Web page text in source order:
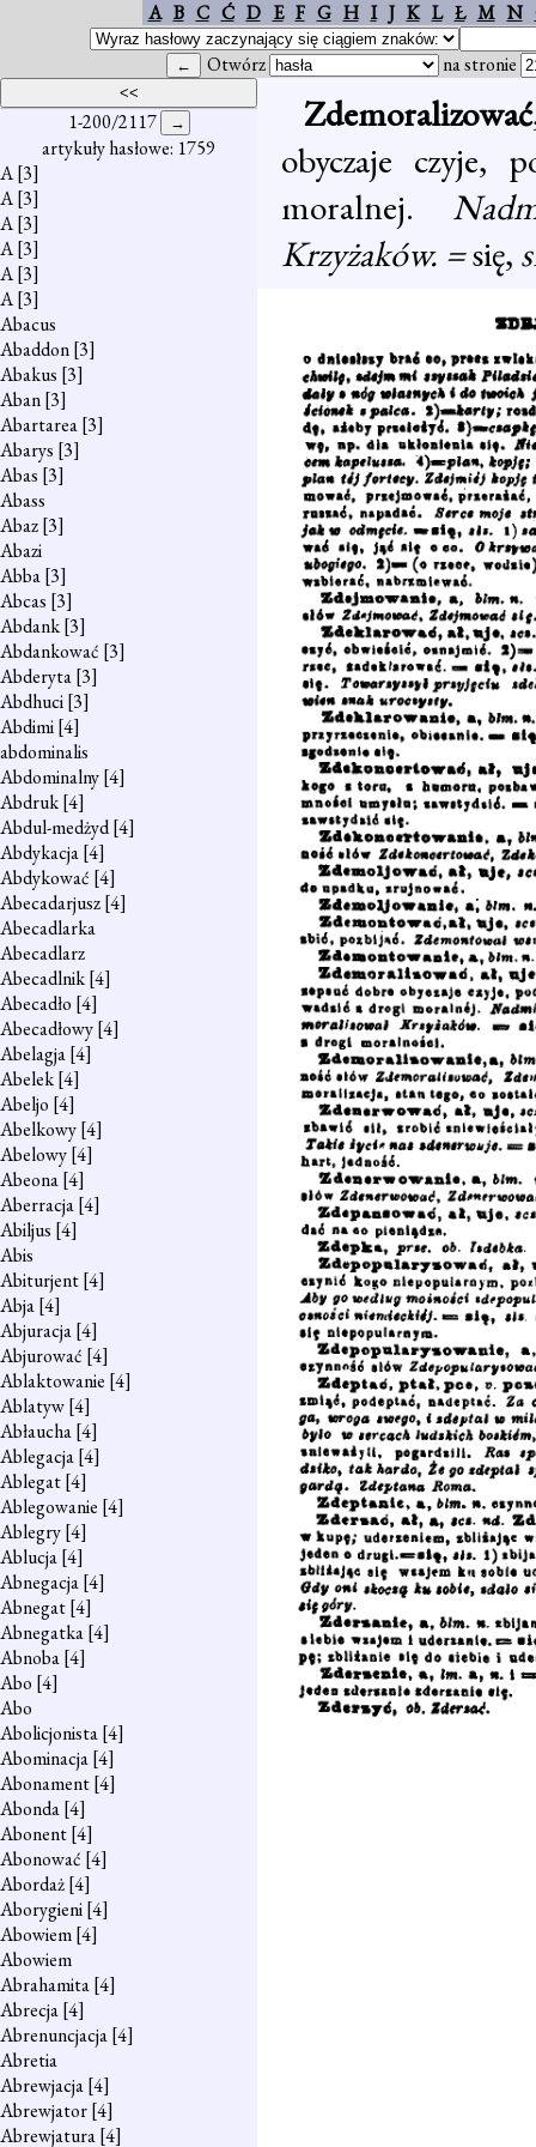
A B C Ć D E F G H I J K L Ł M N
Otwórz na stronie
1-200/2117
artykuły hasłowe: 1759
A[3]
A[3]
A[3]
A[3]
A[3]
A[3]
Abacus
Abaddon[3]
Abakus [3]
Aban[3]
Abartarea[3]
Abarys [3]
Abas [3]
Abass
Abaz[3]
Abazi
Abba[3]
Abcas [3]
Abdank[3]
Abdankować [3]
Abderyta[3]
Abdhuci[3]
Abdimi[4]
abdominalis
Abdominalny[4]
Abdruk[4]
Abdul-medżyd[4]
Abdykacja[4]
Abdykować [4]
Abecadarjusz[4]
Abecadlarka
Abecadlarz
Abecadlnik[4]
Abecadło [4]
Abecadłowy[4]
Abelagja[4]
Abelek[4]
Abeljo [4]
Abelkowy[4]
Abelowy[4]
Abeona[4]
Aberracja[4]
Abiljus [4]
Abis
Abiturjent[4]
Abja[4]
Abjuracja[4]
Abjurować [4]
Ablaktowanie [4]
Ablatyw[4]
Abłaucha[4]
Ablegacja[4]
Ablegat[4]
Ablegowanie [4]
Ablegry[4]
Ablucja[4]
Abnegacja[4]
Abnegat[4]
Abnegatka[4]
Abnoba[4]
Abo [4]
Abo
Abolicjonista[4]
Abominacja[4]
Abonament[4]
Abonda[4]
Abonent[4]
Abonować [4]
Abordaż[4]
Aborygieni[4]
Abowiem[4]
Abowiem
Abrahamita[4]
Abrecja[4]
Abrenuncjacja[4]
Abretia
Abrewjacja[4]
Abrewjator[4]
Abrewjatura[4]
Zdemoralizować
obyczaje czyje,
moralnej.
Krzyżaków. =się,